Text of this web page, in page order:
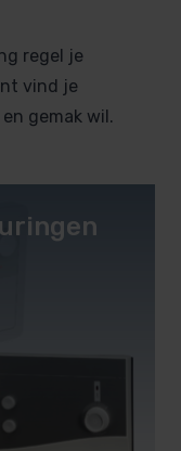
regel je
vind je
gemak wil.